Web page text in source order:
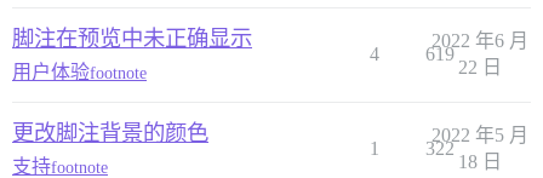
脚注在预览中未正确显示
用户体验footnote
4 619
2022 年6 月
22 日
更改脚注背景的颜色
支持footnote
1 322
2022 年5 月
18 日